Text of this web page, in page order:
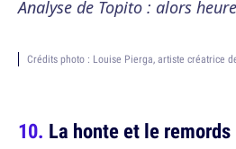
Analyse de Topito : alors
Crédits photo : Louise Pierga, artiste créatrice
La honte et le remords